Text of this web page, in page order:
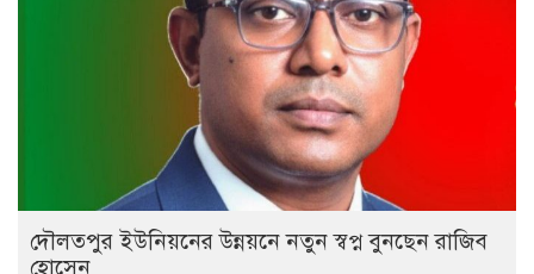
দৌলতপুর ইউনিয়নের উন্নয়নে নতুন স্বপ্ন বুনছেন রাজিব
হোসেন